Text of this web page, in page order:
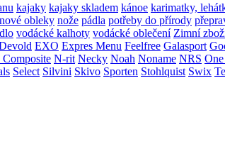
kajaky kajaky skladem kánoe karimatky,
obleky nože pádla potřeby do přírody
vodácké kalhoty vodácké oblečení Zimní
EXO Expres Menu Feelfree Galasport
N-rit Necky Noah Noname NRS
Select Silvini Skivo Sporten Stohlquist Swix